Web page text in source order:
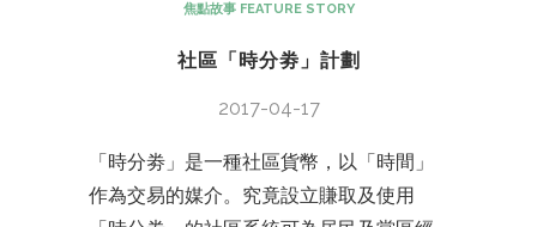
焦點故事 FEATURE STORY
社區「時分劵」計劃
2017-04-17
「時分劵」是一種社區貨幣，以「時間」
作為交易的媒介。究竟設立賺取及使用